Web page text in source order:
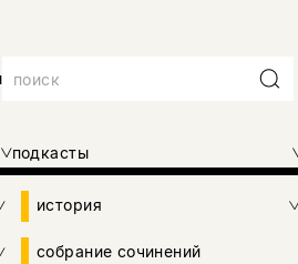
подкасты
история
собрание сочинений